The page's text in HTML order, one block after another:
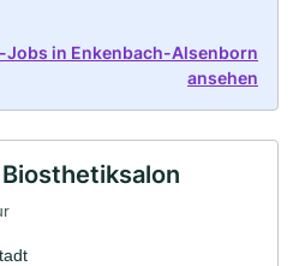
in Enkenbach-Alsenborn
ansehen